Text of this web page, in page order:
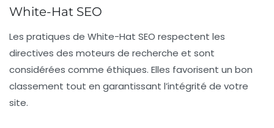
White-Hat SEO
Les pratiques de White-Hat SEO respectent les
directives des moteurs de recherche et sont
considérées comme éthiques. Elles favorisent un bon
classement tout en garantissant l’intégrité de votre
site.